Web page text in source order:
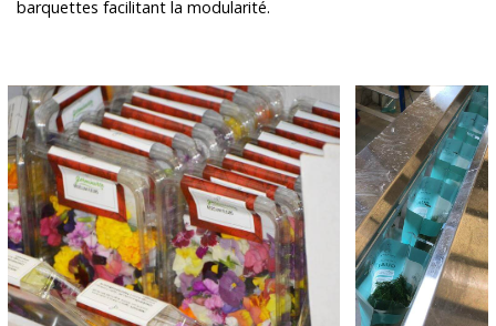
barquettes facilitant la modularité.